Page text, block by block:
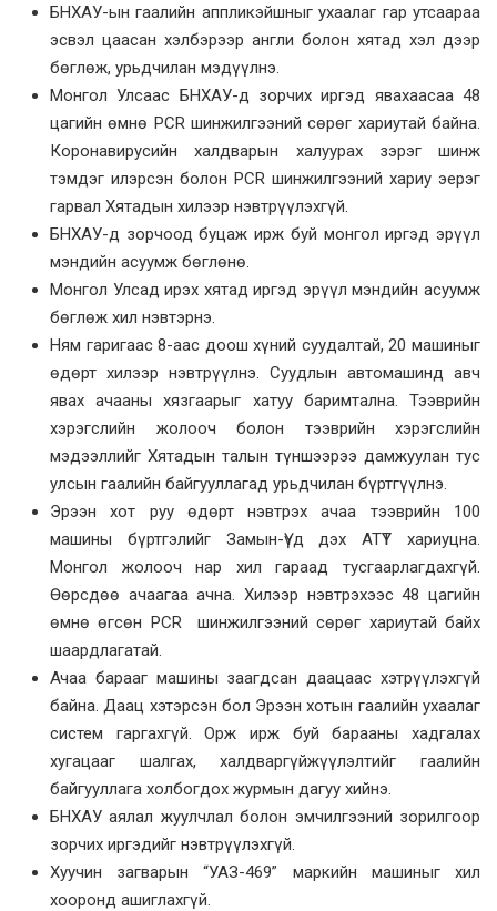
БНХАУ-ын гаалийн аппликэйшныг ухаалаг гар утсаараа
эсвэл цаасан хэлбэрээр англи болон хятад хэл дээр
бөглөж, урьдчилан мэдүүлнэ.
Монгол Улсаас БНХАУ-д зорчих иргэд явахаасаа 48
цагийн өмнө PCR шинжилгээний сөрөг хариутай байна.
Коронавирусийн халдварын халуурах зэрэг шинж
тэмдэг илэрсэн болон PCR шинжилгээний хариу эерэг
гарвал Хятадын хилээр нэвтрүүлэхгүй.
БНХАУ-д зорчоод буцаж ирж буй монгол иргэд эрүүл
мэндийн асуумж бөглөнө.
Монгол Улсад ирэх хятад иргэд эрүүл мэндийн асуумж
бөглөж хил нэвтэрнэ.
Ням гаригаас 8-аас доош хүний суудалтай, 20 машиныг
өдөрт хилээр нэвтрүүлнэ. Суудлын автомашинд авч
явах ачааны хязгаарыг хатуу баримтална. Тээврийн
хэрэгслийн жолооч болон тээврийн хэрэгслийн
мэдээллийг Хятадын талын түншээрээ дамжуулан тус
улсын гаалийн байгууллагад урьдчилан бүртгүүлнэ.
Эрээн хот руу өдөрт нэвтрэх ачаа тээврийн 100
машины бүртгэлийг Замын-Үүд дэх АТҮТ хариуцна.
Монгол жолооч нар хил гараад тусгаарлагдахгүй.
Өөрсдөө ачаагаа ачна. Хилээр нэвтрэхээс 48 цагийн
өмнө өгсөн PCR шинжилгээний сөрөг хариутай байх
шаардлагатай.
Ачаа барааг машины заагдсан даацаас хэтрүүлэхгүй
байна. Даац хэтэрсэн бол Эрээн хотын гаалийн ухаалаг
систем гаргахгүй. Орж ирж буй барааны хадгалах
хугацааг шалгах, халдваргүйжүүлэлтийг гаалийн
байгууллага холбогдох журмын дагуу хийнэ.
БНХАУ аялал жуулчлал болон эмчилгээний зорилгоор
зорчих иргэдийг нэвтрүүлэхгүй.
Хуучин загварын “УАЗ-469” маркийн машиныг хил
хооронд ашиглахгүй.